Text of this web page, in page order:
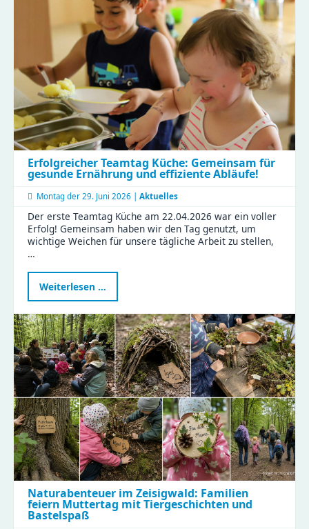
Erfolgreicher Teamtag Küche: Gemeinsam für
gesunde Ernährung und effiziente Abläufe!
Montag der 29. Juni 2026 | Aktuelles
Der erste Teamtag Küche am 22.04.2026 war ein voller
Erfolg! Gemeinsam haben wir den Tag genutzt, um
wichtige Weichen für unsere tägliche Arbeit zu stellen,
…
Weiterlesen …
Teamtag
Gemeinsam
für
gesunde
Ernährung
und
effiziente
Abläufe!
Naturabenteuer im Zeisigwald: Familien
feiern Muttertag mit Tiergeschichten und
Bastelspaß